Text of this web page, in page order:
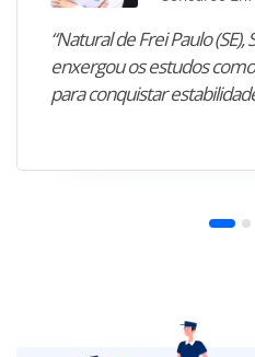
“Natural de Frei Paulo
enxergou os estudos
para conquistar